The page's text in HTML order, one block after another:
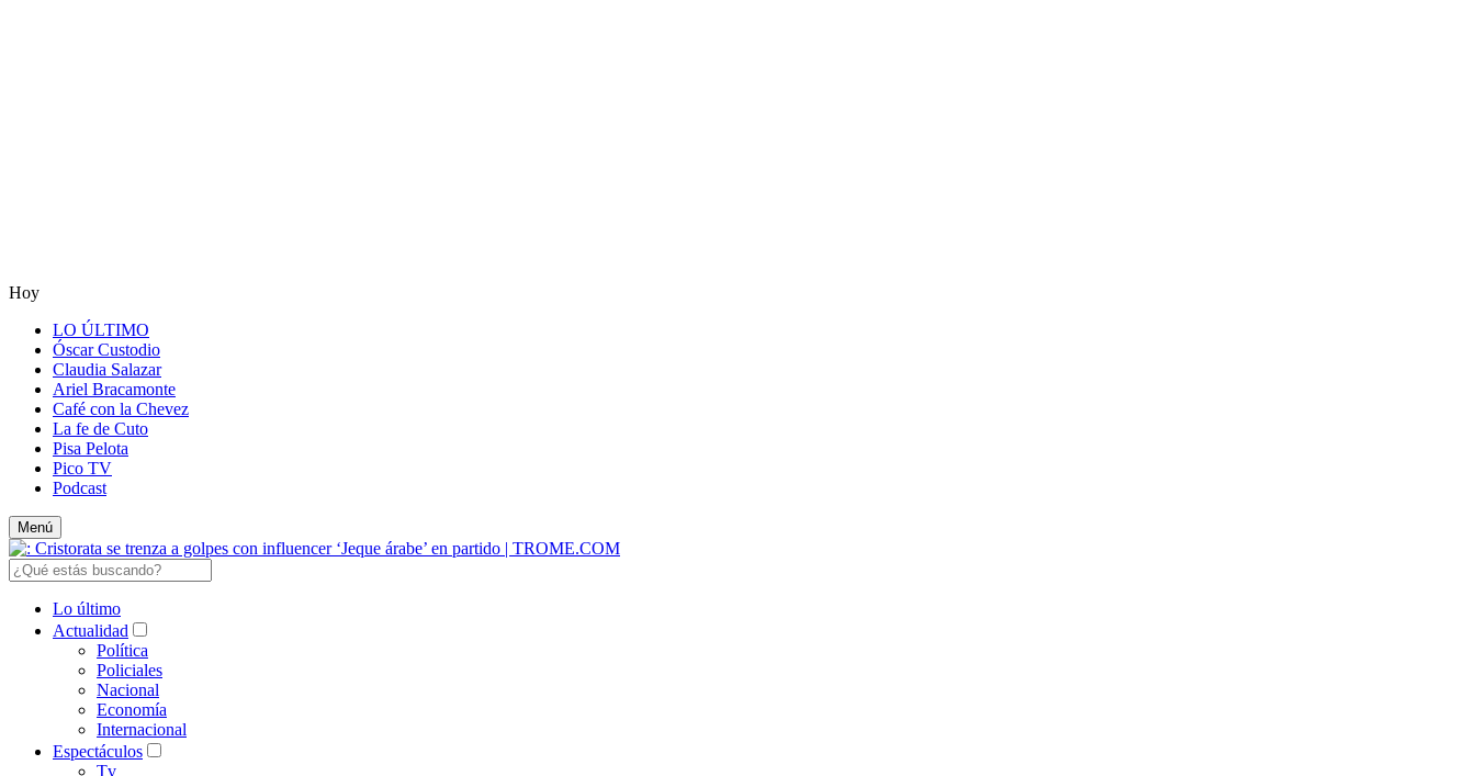
Hoy
LO ÚLTIMO
Óscar Custodio
Claudia Salazar
Ariel Bracamonte
Café con la Chevez
La fe de Cuto
Pisa Pelota
Pico TV
Podcast
Menú
Lo último
Actualidad
Política
Policiales
Nacional
Economía
Internacional
Espectáculos
Tv